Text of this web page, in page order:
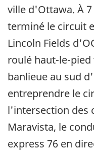
ville d'Ottawa. À
terminé le circuit
Lincoln Fields
roulé haut-le-pied
banlieue au sud
entreprendre le
l'intersection des
Maravista, le
express 76 en